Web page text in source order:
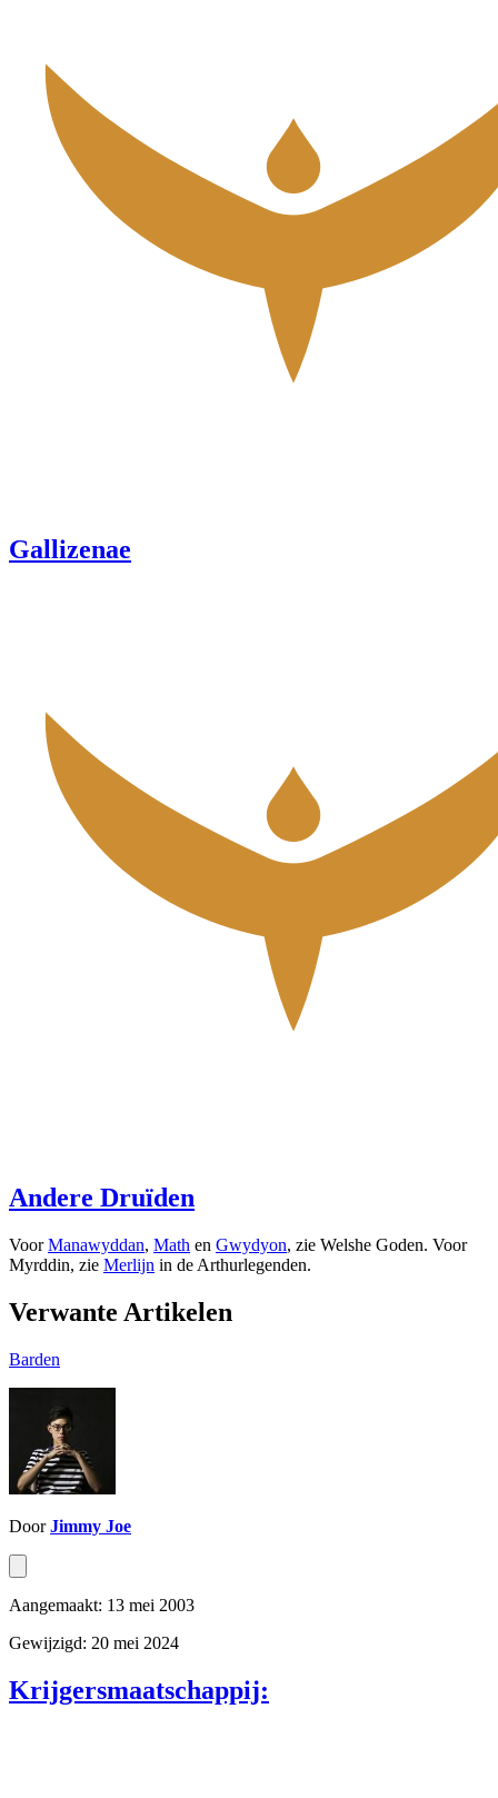
Gallizenae
Andere Druïden
VoorManawyddan, Math en Gwydyon, zie Welshe Goden. Voor
Myrddin, zie Merlijn in de Arthurlegenden.
Verwante Artikelen
Barden
DoorJimmy Joe
Aangemaakt: 13 mei 2003
Gewijzigd: 20 mei 2024
Krijgersmaatschappij: